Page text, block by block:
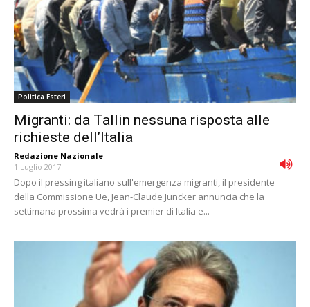
Politica Esteri
Migranti: da Tallin nessuna risposta alle
richieste dell’Italia
Redazione Nazionale -
1 Luglio 2017
Dopo il pressing italiano sull'emergenza migranti, il presidente
della Commissione Ue, Jean-Claude Juncker annuncia che la
settimana prossima vedrà i premier di Italia e...